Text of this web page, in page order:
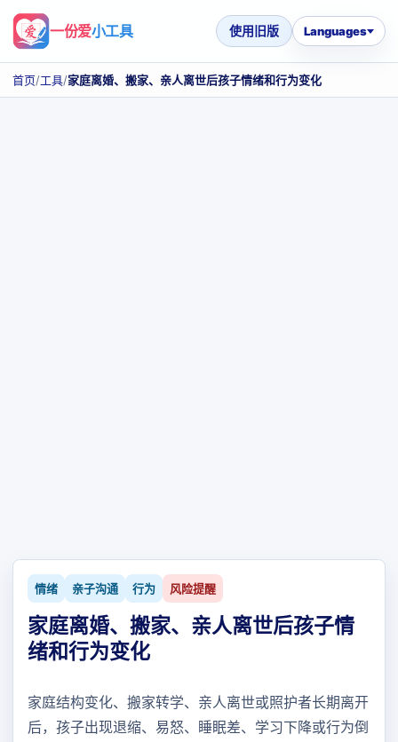
一份爱小工具 使用旧版 Languages
首页/工具/家庭离婚、搬家、亲人离世后孩子情绪和行为变化
情绪 亲子沟通 行为 风险提醒
家庭离婚、搬家、亲人离世后孩子情
绪和行为变化
家庭结构变化、搬家转学、亲人离世或照护者长期离开
后，孩子出现退缩、易怒、睡眠差、学习下降或行为倒